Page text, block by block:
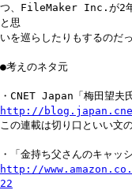
つ、FileMaker Inc.が2年
と思
いを巡らしたりもするのだっ
●考えのネタ元
・CNET Japan「梅田望夫
http://
この連載は切り口といい文
・「金持ち父さんのキャッ
http://
22